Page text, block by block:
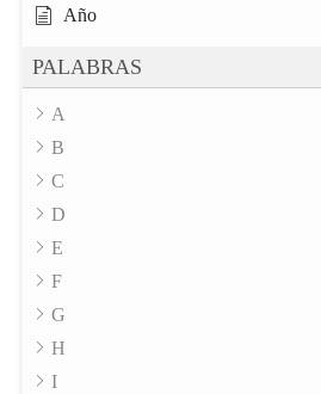
Año
PALABRAS
A
B
C
D
E
F
G
H
I